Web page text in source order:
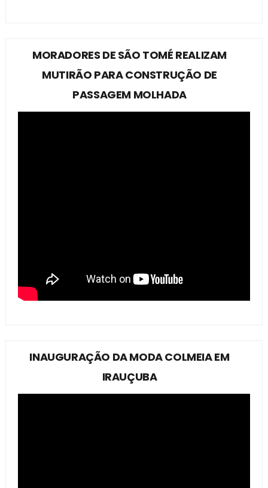
MORADORES DE SÃO TOMÉ REALIZAM
MUTIRÃO PARA CONSTRUÇÃO DE
PASSAGEM MOLHADA
INAUGURAÇÃO DA MODA COLMEIA EM
IRAUÇUBA